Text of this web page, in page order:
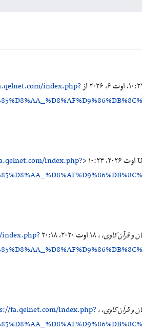
index.php?
index.php?
و قرآن‌کاوی، ،
و قرآن‌کاوی، ،fa.qelnet.com/index.php?